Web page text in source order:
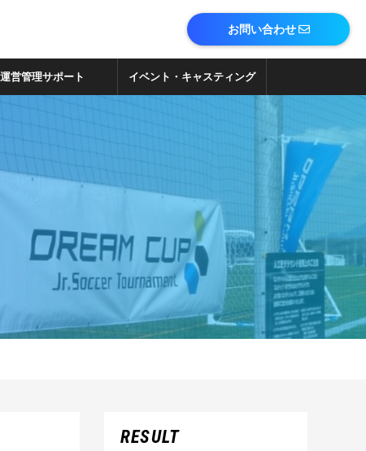
お問い合わせ
運営管理サポート イベント・キャスティング
RESULT